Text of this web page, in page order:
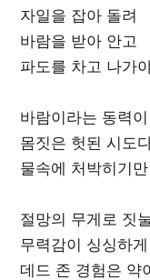
자일을 잡아 돌려
바람을 받아 안고
파도를 차고 나가
바람이라는 동력
몸짓은 헛된 시도
물속에 처박히기
절망의 무게로 짓
무력감이 싱싱하
데드 존 경험은 약